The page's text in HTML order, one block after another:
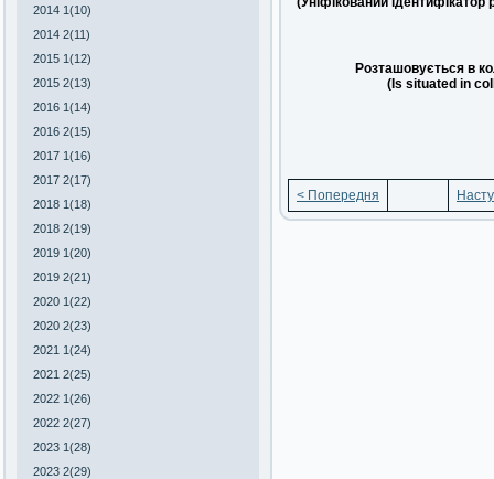
2014 1(10)
2014 2(11)
2015 1(12)
2015 2(13)
2016 1(14)
2016 2(15)
2017 1(16)
2017 2(17)
2018 1(18)
2018 2(19)
2019 1(20)
2019 2(21)
2020 1(22)
2020 2(23)
2021 1(24)
2021 2(25)
2022 1(26)
2022 2(27)
2023 1(28)
2023 2(29)
Розташовується в
(Is situated in
< Попередня